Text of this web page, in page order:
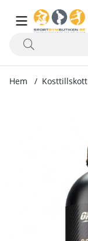
Hem Kosttillskott